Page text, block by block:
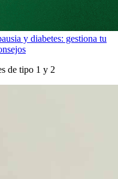
y diabetes: gestiona tu
de tipo 1 y 2